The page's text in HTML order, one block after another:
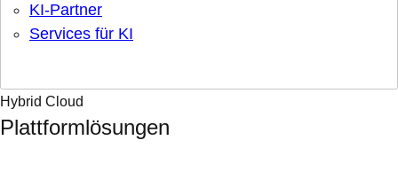
KI-Partner
Services für KI
Hybrid Cloud
Plattformlösungen